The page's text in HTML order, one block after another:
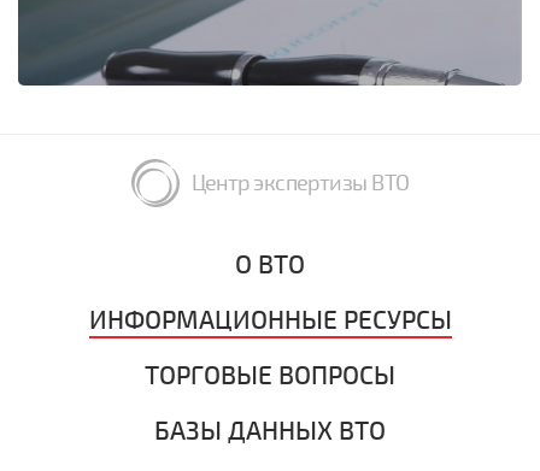
Центр экспертизы ВТО
О ВТО
ИНФОРМАЦИОННЫЕ РЕСУРСЫ
ТОРГОВЫЕ ВОПРОСЫ
БАЗЫ ДАННЫХ ВТО